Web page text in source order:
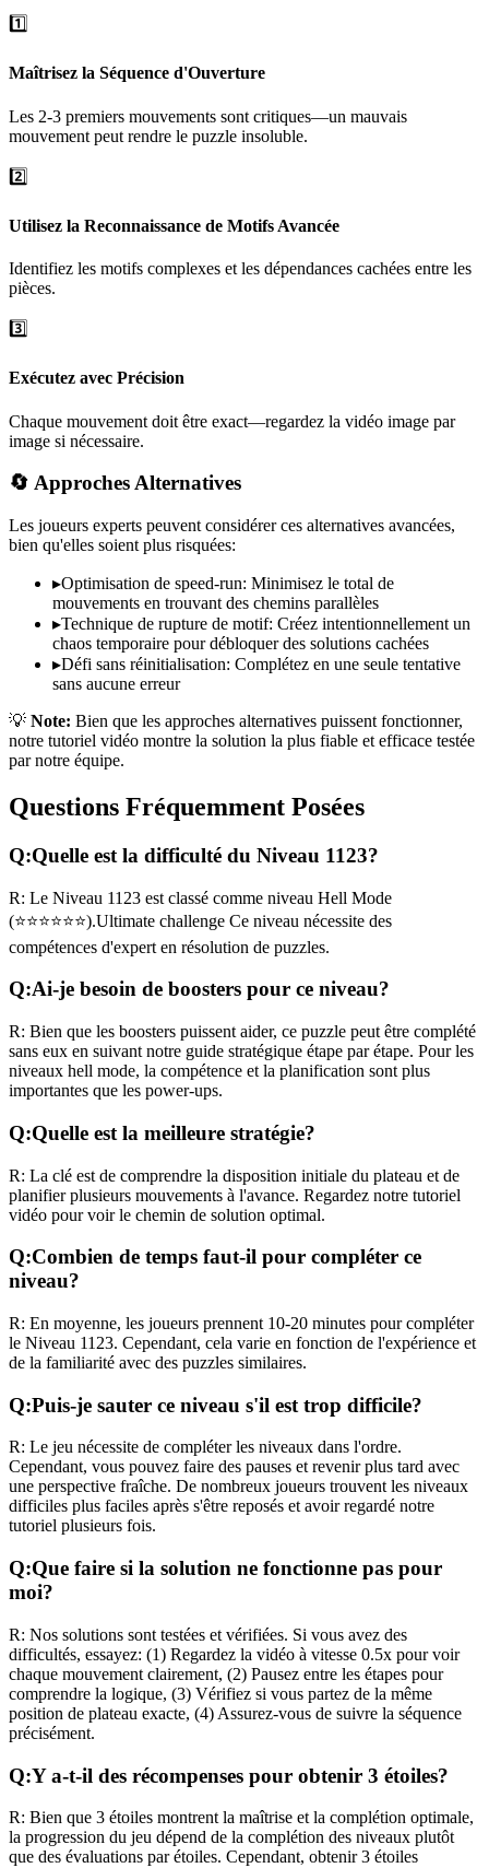
1️⃣
Maîtrisez la Séquence d'Ouverture
Les 2-3 premiers mouvements sont critiques—un mauvais
mouvement peut rendre le puzzle insoluble.
2️⃣
Utilisez la Reconnaissance de Motifs Avancée
Identifiez les motifs complexes et les dépendances cachées entre les
pièces.
3️⃣
Exécutez avec Précision
Chaque mouvement doit être exact—regardez la vidéo image par
image si nécessaire.
🔄 Approches Alternatives
Les joueurs experts peuvent considérer ces alternatives avancées,
bien qu'elles soient plus risquées:
▸Optimisation de speed-run: Minimisez le total de
mouvements en trouvant des chemins parallèles
▸Technique de rupture de motif: Créez intentionnellement un
chaos temporaire pour débloquer des solutions cachées
▸Défi sans réinitialisation: Complétez en une seule tentative
sans aucune erreur
💡 Note: Bien que les approches alternatives puissent fonctionner,
notre tutoriel vidéo montre la solution la plus fiable et efficace testée
par notre équipe.
Questions Fréquemment Posées
Q:Quelle est la difficulté du Niveau 1123?
R: Le Niveau 1123 est classé comme niveau Hell Mode
(⭐⭐⭐⭐⭐⭐).Ultimate challenge Ce niveau nécessite des
compétences d'expert en résolution de puzzles.
Q:Ai-je besoin de boosters pour ce niveau?
R: Bien que les boosters puissent aider, ce puzzle peut être complété
sans eux en suivant notre guide stratégique étape par étape. Pour les
niveaux hell mode, la compétence et la planification sont plus
importantes que les power-ups.
Q:Quelle est la meilleure stratégie?
R: La clé est de comprendre la disposition initiale du plateau et de
planifier plusieurs mouvements à l'avance. Regardez notre tutoriel
vidéo pour voir le chemin de solution optimal.
Q:Combien de temps faut-il pour compléter ce
niveau?
R: En moyenne, les joueurs prennent 10-20 minutes pour compléter
le Niveau 1123. Cependant, cela varie en fonction de l'expérience et
de la familiarité avec des puzzles similaires.
Q:Puis-je sauter ce niveau s'il est trop difficile?
R: Le jeu nécessite de compléter les niveaux dans l'ordre.
Cependant, vous pouvez faire des pauses et revenir plus tard avec
une perspective fraîche. De nombreux joueurs trouvent les niveaux
difficiles plus faciles après s'être reposés et avoir regardé notre
tutoriel plusieurs fois.
Q:Que faire si la solution ne fonctionne pas pour
moi?
R: Nos solutions sont testées et vérifiées. Si vous avez des
difficultés, essayez: (1) Regardez la vidéo à vitesse 0.5x pour voir
chaque mouvement clairement, (2) Pausez entre les étapes pour
comprendre la logique, (3) Vérifiez si vous partez de la même
position de plateau exacte, (4) Assurez-vous de suivre la séquence
précisément.
Q:Y a-t-il des récompenses pour obtenir 3 étoiles?
R: Bien que 3 étoiles montrent la maîtrise et la complétion optimale,
la progression du jeu dépend de la complétion des niveaux plutôt
que des évaluations par étoiles. Cependant, obtenir 3 étoiles